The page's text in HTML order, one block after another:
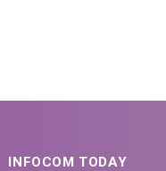
INFOCOM TODAY